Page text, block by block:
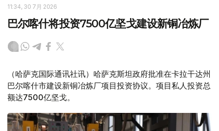
11:34, 30 7月 2026
巴尔喀什将投资7500亿坚戈建设新铜冶炼厂
（哈萨克国际通讯社讯）哈萨克斯坦政府批准在卡拉干达州
巴尔喀什市建设新铜冶炼厂项目投资协议。项目私人投资总
额达7500亿坚戈。